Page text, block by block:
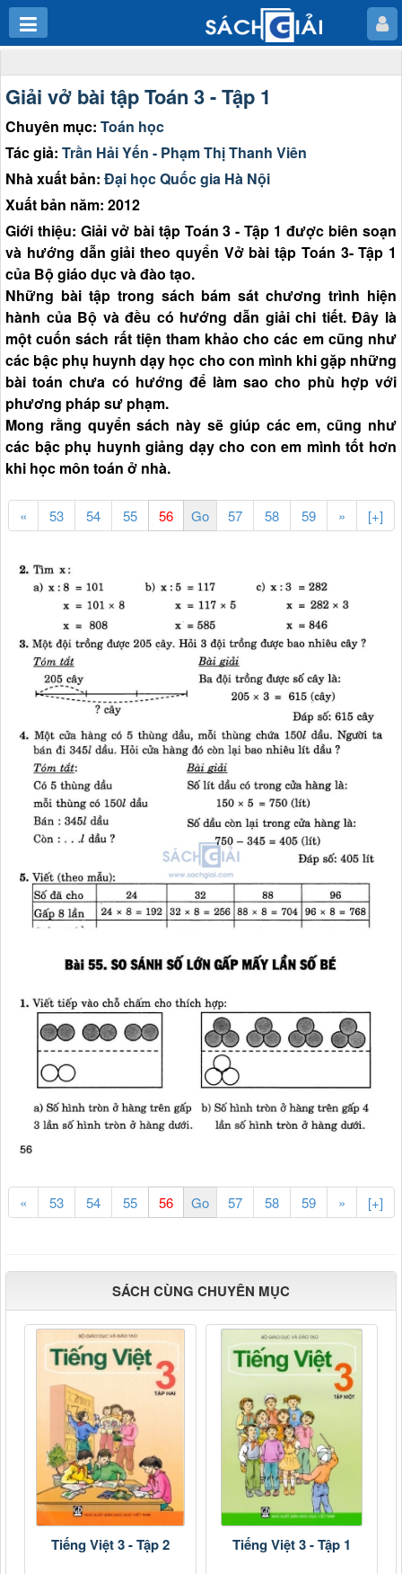
Giải vở bài tập Toán 3 - Tập 1
Chuyên mục: Toán học
Tác giả: Trần Hải Yến - Phạm Thị Thanh Viên
Nhà xuất bản: Đại học Quốc gia Hà Nội
Xuất bản năm: 2012
Giới thiệu: Giải vở bài tập Toán 3 - Tập 1 được biên soạn
và hướng dẫn giải theo quyển Vở bài tập Toán 3- Tập 1
của Bộ giáo dục và đào tạo.
Những bài tập trong sách bám sát chương trình hiện
hành của Bộ và đều có hướng dẫn giải chi tiết. Đây là
một cuốn sách rất tiện tham khảo cho các em cũng như
các bậc phụ huynh dạy học cho con mình khi gặp những
bài toán chưa có hướng để làm sao cho phù hợp với
phương pháp sư phạm.
Mong rằng quyển sách này sẽ giúp các em, cũng như
các bậc phụ huynh giảng dạy cho con em mình tốt hơn
khi học môn toán ở nhà.
« 53 54 55 57 58 59 » [+]
« 53 54 55 57 58 59 » [+]
SÁCH CÙNG CHUYÊN MỤC
Tiếng Việt 3 - Tập 2 Tiếng Việt 3 - Tập 1